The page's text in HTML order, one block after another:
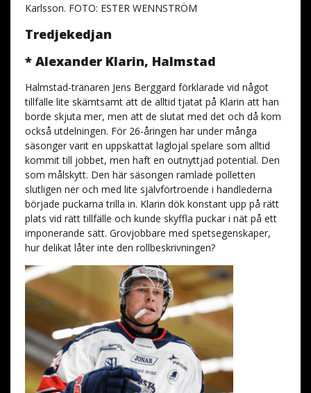
Karlsson. FOTO: ESTER WENNSTRÖM
Tredjekedjan
* Alexander Klarin, Halmstad
Halmstad-tränaren Jens Berggard förklarade vid något
tillfälle lite skämtsamt att de alltid tjatat på Klarin att han
borde skjuta mer, men att de slutat med det och då kom
också utdelningen. För 26-åringen har under många
säsonger varit en uppskattat laglojal spelare som alltid
kommit till jobbet, men haft en outnyttjad potential. Den
som målskytt. Den här säsongen ramlade polletten
slutligen ner och med lite självförtroende i handlederna
började puckarna trilla in. Klarin dök konstant upp på rätt
plats vid rätt tillfälle och kunde skyffla puckar i nät på ett
imponerande sätt. Grovjobbare med spetsegenskaper,
hur delikat låter inte den rollbeskrivningen?